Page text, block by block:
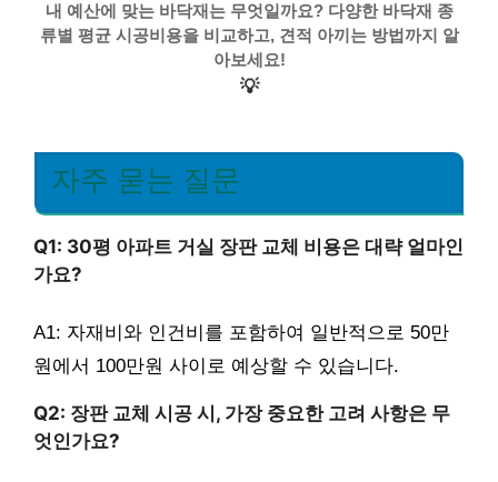
내 예산에 맞는 바닥재는 무엇일까요? 다양한 바닥재 종
류별 평균 시공비용을 비교하고, 견적 아끼는 방법까지 알
아보세요!
💡
자주 묻는 질문
Q1: 30평 아파트 거실 장판 교체 비용은 대략 얼마인
가요?
A1: 자재비와 인건비를 포함하여 일반적으로 50만
원에서 100만원 사이로 예상할 수 있습니다.
Q2: 장판 교체 시공 시, 가장 중요한 고려 사항은 무
엇인가요?